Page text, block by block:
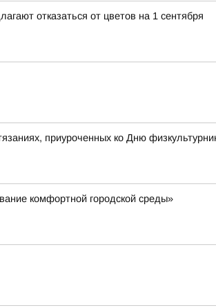
отказаться от цветов на 1 сентября
приуроченных ко Дню
комфортной городской среды»